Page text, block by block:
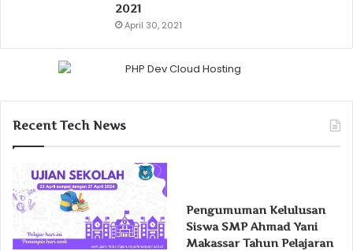
2021
April 30, 2021
Recent Tech News
Pengumuman Kelulusan
Siswa SMP Ahmad Yani
Makassar Tahun Pelajaran